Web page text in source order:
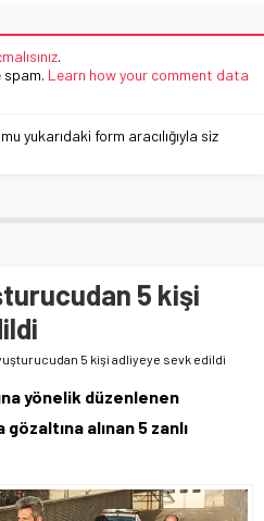
.
Learn how your comment data
yukarıdaki form aracılığıyla siz
5 kişi
5 kişi adliyeye sevk edildi
yönelik düzenlenen
alınan 5 zanlı